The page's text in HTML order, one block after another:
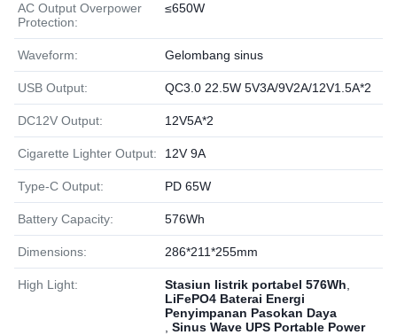
AC Output Overpower
Protection:
≤650W
Waveform: Gelombang sinus
USB Output: QC3.0 22.5W 5V3A/9V2A/12V1.5A*2
DC12V Output: 12V5A*2
Cigarette Lighter Output: 12V 9A
Type-C Output: PD 65W
Battery Capacity: 576Wh
Dimensions: 286*211*255mm
High Light: Stasiun listrik portabel 576Wh
LiFePO4 Baterai Energi
Penyimpanan Pasokan Daya
Sinus Wave UPS Portable Power